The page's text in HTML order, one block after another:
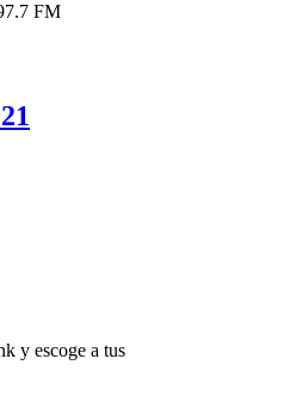
FM
y escoge a tus